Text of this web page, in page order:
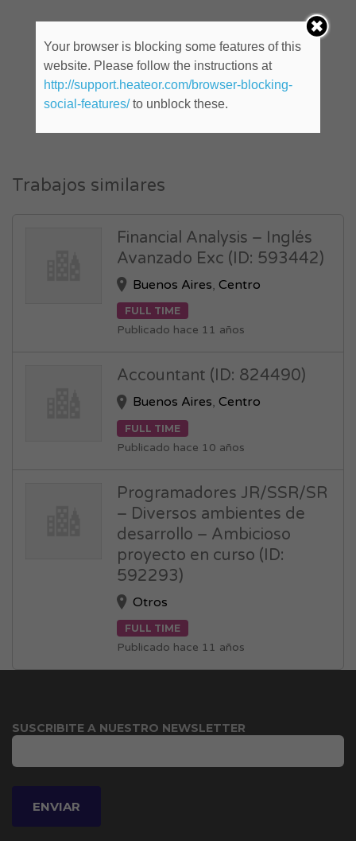
Trabajos similares
Financial Analysis – Inglés
Avanzado Exc (ID: 593442)
Buenos Aires,Centro
FULL TIME
Publicado hace 11 años
Accountant (ID: 824490)
Buenos Aires,Centro
FULL TIME
Publicado hace 10 años
Programadores JR/SSR/SR
– Diversos ambientes de
desarrollo – Ambicioso
proyecto en curso (ID:
592293)
Otros
FULL TIME
Publicado hace 11 años
SUSCRIBITE A NUESTRO NEWSLETTER
Your browser is blocking some features of this
website. Please follow the instructions at
http://support.heateor.com/browser-blocking-
social-features/to unblock these.